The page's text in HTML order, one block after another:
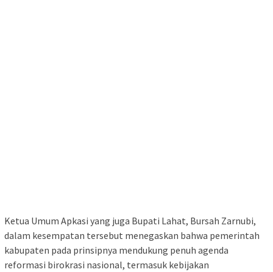
Ketua Umum Apkasi yang juga Bupati Lahat, Bursah Zarnubi,
dalam kesempatan tersebut menegaskan bahwa pemerintah
kabupaten pada prinsipnya mendukung penuh agenda
reformasi birokrasi nasional, termasuk kebijakan